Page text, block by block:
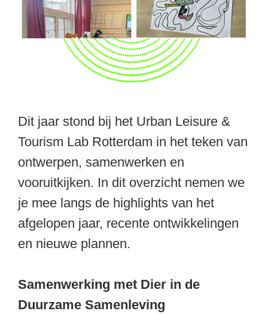
Dit jaar stond bij het Urban Leisure &
Tourism Lab Rotterdam in het teken van
ontwerpen, samenwerken en
vooruitkijken. In dit overzicht nemen we
je mee langs de highlights van het
afgelopen jaar, recente ontwikkelingen
en nieuwe plannen.
Samenwerking met Dier in de
Duurzame Samenleving